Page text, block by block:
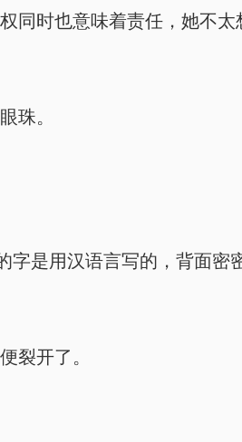
时也意味着责任，她不太
珠。
是用汉语言写的，背面密
裂开了。